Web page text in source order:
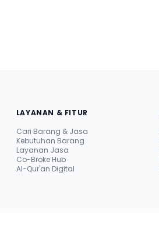
LAYANAN & FITUR
Cari Barang & Jasa
Kebutuhan Barang
Layanan Jasa
Co-Broke Hub
Al-Qur'an Digital